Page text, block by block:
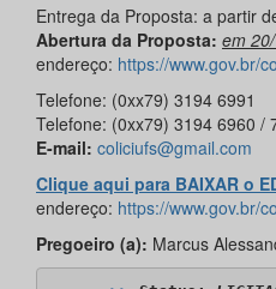
Entrega da Proposta: a partir
Abertura da Proposta: em
endereço: https://www.gov.br/
Telefone: (0xx79) 3194 6991
Telefone: (0xx79) 3194 6960 /
E-mail: coliciufs@gmail.com
Clique aqui para BAIXAR o
endereço: https://www.gov.br/
Pregoeiro (a): Marcus